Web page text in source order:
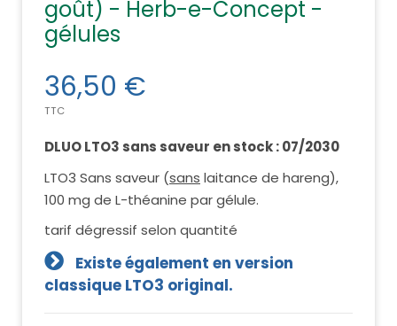
goût) - Herb-e-Concept -
gélules
36,50 €
TTC
DLUO LTO3 sans saveur en stock : 07/2030
LTO3 Sans saveur (sans laitance de hareng),
100 mg de L-théanine par gélule.
tarif dégressif selon quantité
Existe également en version
classique LTO3 original.